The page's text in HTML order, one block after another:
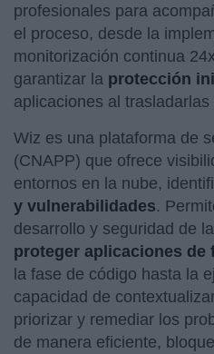
profesionales para
el proceso, desde la
monitorización continua
garantizar la protección
aplicaciones al trasladarlas
Wiz es una plataforma de
(CNAPP) que ofrece
entornos en la nube,
y vulnerabilidades.
desarrollo y seguridad de
proteger aplicaciones de
la fase de código hasta la
capacidad de
priorizar y remediar los
de manera eficiente,